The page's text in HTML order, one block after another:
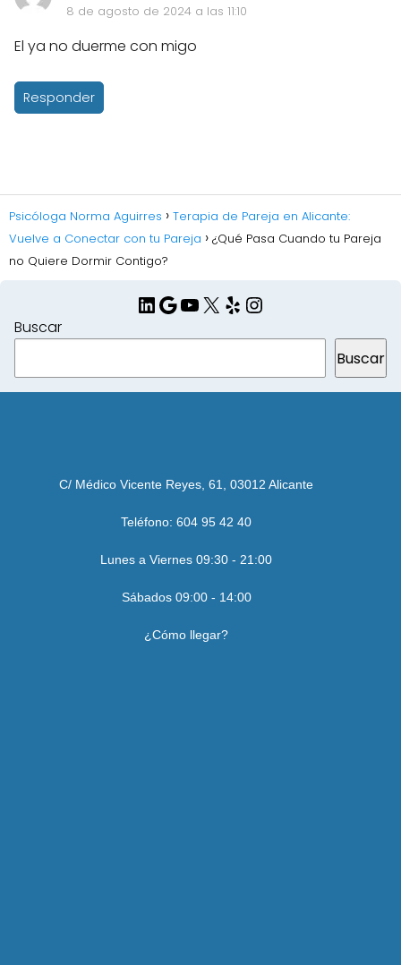
8 de agosto de 2024 a las 11:10
El ya no duerme con migo
Responder
Psicóloga Norma Aguirres
Terapia de Pareja en Alicante:
Vuelve a Conectar con tu Pareja
¿Qué Pasa Cuando tu Pareja
no Quiere Dormir Contigo?
LinkedIn
Google
YouTube
X YelpInstagram
Buscar
Buscar
C/ Médico Vicente Reyes, 61, 03012 Alicante
Teléfono: 604 95 42 40
Lunes a Viernes 09:30 - 21:00
Sábados 09:00 - 14:00
¿Cómo llegar?